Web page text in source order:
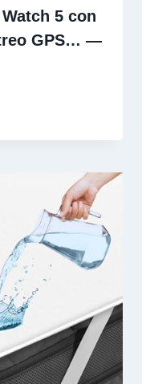
5 con
GPS… —